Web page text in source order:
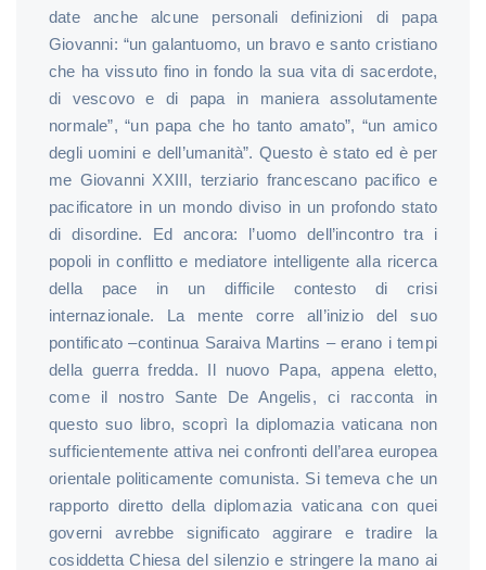
date anche alcune personali definizioni di papa
Giovanni: “un galantuomo, un bravo e santo cristiano
che ha vissuto fino in fondo la sua vita di sacerdote,
di vescovo e di papa in maniera assolutamente
normale”, “un papa che ho tanto amato”, “un amico
degli uomini e dell’umanità”. Questo è stato ed è per
me Giovanni XXIII, terziario francescano pacifico e
pacificatore in un mondo diviso in un profondo stato
di disordine. Ed ancora: l’uomo dell’incontro tra i
popoli in conflitto e mediatore intelligente alla ricerca
della pace in un difficile contesto di crisi
internazionale. La mente corre all’inizio del suo
pontificato –continua Saraiva Martins – erano i tempi
della guerra fredda. Il nuovo Papa, appena eletto,
come il nostro Sante De Angelis, ci racconta in
questo suo libro, scoprì la diplomazia vaticana non
sufficientemente attiva nei confronti dell’area europea
orientale politicamente comunista. Si temeva che un
rapporto diretto della diplomazia vaticana con quei
governi avrebbe significato aggirare e tradire la
cosiddetta Chiesa del silenzio e stringere la mano ai